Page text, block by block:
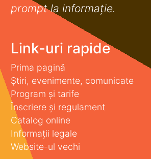
prompt la informaţie.
Link-uri rapide
Prima pagină
Știri, evenimente, comunicate
Program și tarife
Înscriere și regulament
Catalog online
Informații legale
Website-ul vechi